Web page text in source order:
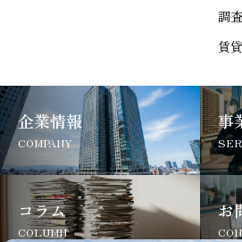
調査
賃
企業情報
COMPANY
事
コラム
COLUMN
お